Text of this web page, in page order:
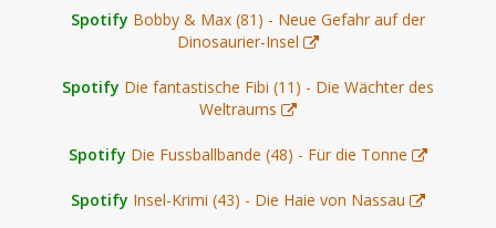
Spotify Bobby & Max (81) - Neue Gefahr auf der
Dinosaurier-Insel
Spotify Die fantastische Fibi (11) - Die Wächter des
Weltraums
Spotify Die Fussballbande (48) - Für die Tonne
Spotify Insel-Krimi (43) - Die Haie von Nassau